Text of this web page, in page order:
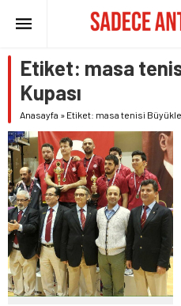
Etiket: masa
Kupası
Anasayfa » Etiket: masa tenisi